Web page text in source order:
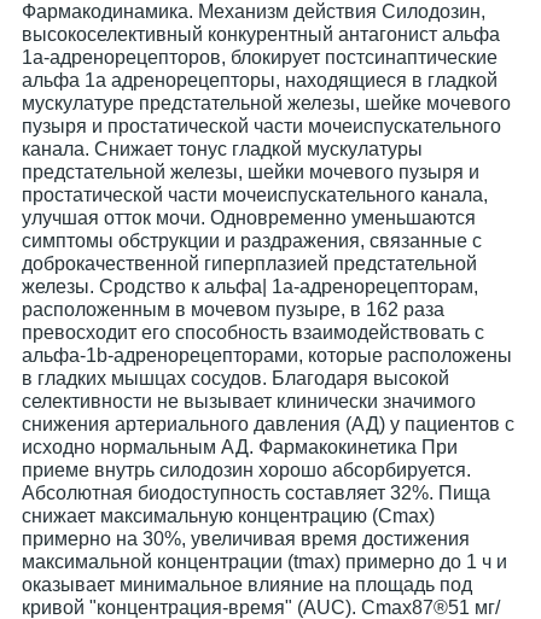
Фармакодинамика. Механизм действия Силодозин,
высокоселективный конкурентный антагонист альфа
1a-адренорецепторов, блокирует постсинаптические
альфа 1a адренорецепторы, находящиеся в гладкой
мускулатуре предстательной железы, шейке мочевого
пузыря и простатической части мочеиспускательного
канала. Снижает тонус гладкой мускулатуры
предстательной железы, шейки мочевого пузыря и
простатической части мочеиспускательного канала,
улучшая отток мочи. Одновременно уменьшаются
симптомы обструкции и раздражения, связанные с
доброкачественной гиперплазией предстательной
железы. Сродство к альфа| 1a-адренорецепторам,
расположенным в мочевом пузыре, в 162 раза
превосходит его способность взаимодействовать с
альфа-1b-адренорецепторами, которые расположены
в гладких мышцах сосудов. Благодаря высокой
селективности не вызывает клинически значимого
снижения артериального давления (АД) у пациентов с
исходно нормальным АД. Фармакокинетика При
приеме внутрь силодозин хорошо абсорбируется.
Абсолютная биодоступность составляет 32%. Пища
снижает максимальную концентрацию (Cmax)
примерно на 30%, увеличивая время достижения
максимальной концентрации (tmax) примерно до 1 ч и
оказывает минимальное влияние на площадь под
кривой "концентрация-время" (AUC). Cmax87®51 мг/